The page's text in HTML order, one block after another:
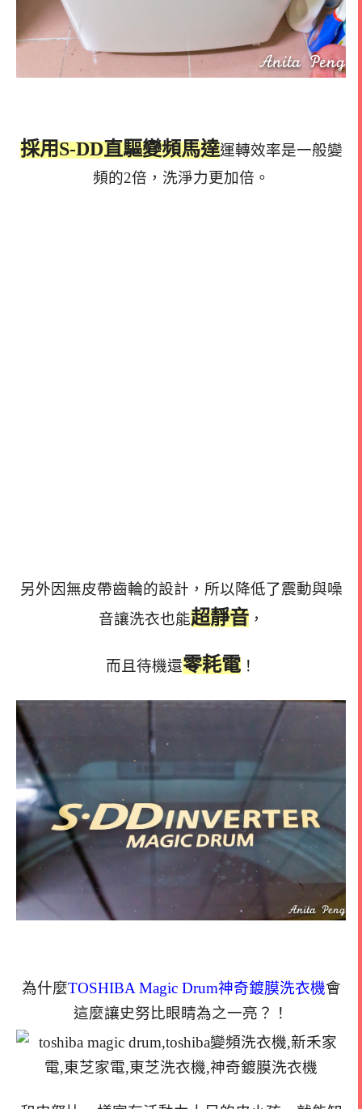
採用S-DD直驅變頻馬達運轉效率是一般變
頻的2倍，洗淨力更加倍。
另外因無皮帶齒輪的設計，所以降低了震動與噪
音讓洗衣也能超靜音，
而且待機還零耗電 ！
為什麼TOSHIBA Magic Drum神奇鍍膜洗衣機會
這麼讓史努比眼睛為之一亮？！